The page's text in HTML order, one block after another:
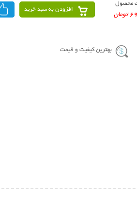
محصول
افزودن به سبد خرید
بهترین کیفیت و قیمت